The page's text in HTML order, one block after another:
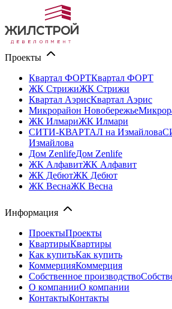
Проекты
Квартал ФОРТКвартал ФОРТ
ЖК СтрижиЖК Стрижи
Квартал АэрисКвартал Аэрис
Микрорайон Новобережье
ЖК ИлмариЖК Илмари
СИТИ-КВАРТАЛ на Измайлова
Измайлова
Дом ZenlifeДом Zenlife
ЖК АлфавитЖК Алфавит
ЖК ДебютЖК Дебют
ЖК ВеснаЖК Весна
Информация
ПроектыПроекты
КвартирыКвартиры
Как купитьКак купить
КоммерцияКоммерция
Собственное производство
О компанииО компании
КонтактыКонтакты